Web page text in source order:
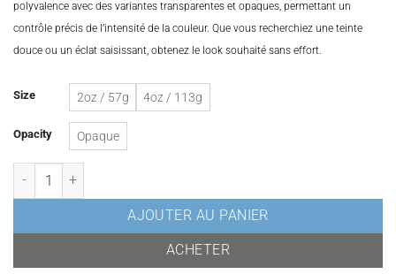
polyvalence avec des variantes transparentes et opaques, permettant un
contrôle précis de l’intensité de la couleur. Que vous recherchiez une teinte
douce ou un éclat saisissant, obtenez le look souhaité sans effort.
Size 2oz / 57g 4oz / 113g
Opacity Opaque
quantité de Pigment liquide pour résine époxy blanc
AJOUTER AU PANIER
ACHETER